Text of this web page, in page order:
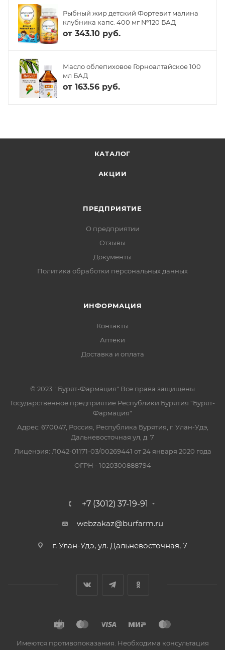
Рыбный жир детский Фортевит малина
клубника капс. 400 мг №120 БАД
от 343.10 руб.
Масло облепиховое Горноалтайское 100
мл БАД
от 163.56 руб.
КАТАЛОГ
АКЦИИ
ПРЕДПРИЯТИЕ
О предприятии
Отзывы
Документы
Политика обработки персональных данных
ИНФОРМАЦИЯ
Контакты
Аптеки
Доставка и оплата
© 2023. "Бурят-Фармация" Все права защищены
Государственное предприятие Республики Бурятия "Бурят-
Фармация"
Адрес: 670047, Россия, Республика Бурятия, г. Улан-Удэ,
Дальневосточная ул, д. 7
Лицензия: Л042-01171-03/00269441 от 24 января 2020 года
ОГРН - 1020300888794
+7 (3012) 37-19-91
webzakaz@burfarm.ru
г. Улан-Удэ, ул. Дальневосточная, 7
Имеются противопоказания. Необходима консультация